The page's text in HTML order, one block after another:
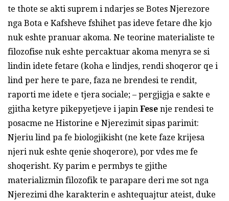
te thote se akti suprem i ndarjes se Botes Njerezore
nga Bota e Kafsheve fshihet pas ideve fetare dhe kjo
nuk eshte pranuar akoma. Ne teorine materialiste te
filozofise nuk eshte percaktuar akoma menyra se si
lindin idete fetare (koha e lindjes, rendi shoqeror qe i
lind per here te pare, faza ne brendesi te rendit,
raporti me idete e tjera sociale; – pergjigja e sakte e
gjitha ketyre pikepyetjeve i japin Fese nje rendesi te
posacme ne Historine e Njerezimit sipas parimit:
Njeriu lind pa fe biologjikisht (ne kete faze krijesa
njeri nuk eshte qenie shoqerore), por vdes me fe
shoqerisht. Ky parim e permbys te gjithe
materializmin filozofik te parapare deri me sot nga
Njerezimi dhe karakterin e ashtequajtur ateist, duke